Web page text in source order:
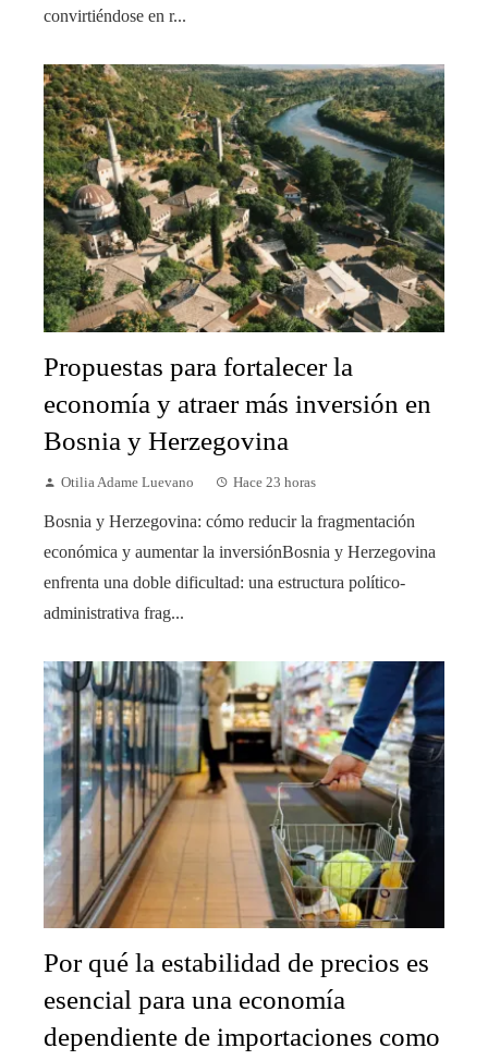
convirtiéndose en r...
Propuestas para fortalecer la
economía y atraer más inversión en
Bosnia y Herzegovina
Otilia Adame Luevano Hace 23 horas
Bosnia y Herzegovina: cómo reducir la fragmentación
económica y aumentar la inversiónBosnia y Herzegovina
enfrenta una doble dificultad: una estructura político-
administrativa frag...
Por qué la estabilidad de precios es
esencial para una economía
dependiente de importaciones como